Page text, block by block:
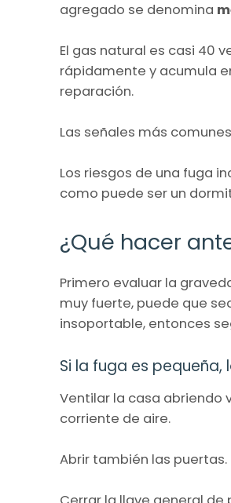
agregado se denomina
El gas natural es casi 40
rápidamente y acumula
reparación.
Las señales más
Los riesgos de una fuga
como puede ser un
¿Qué hacer
Primero evaluar la
muy fuerte, puede que
insoportable, entonces
Si la fuga es pequeña,
Ventilar la casa abriendo
corriente de aire.
Abrir también las puertas.